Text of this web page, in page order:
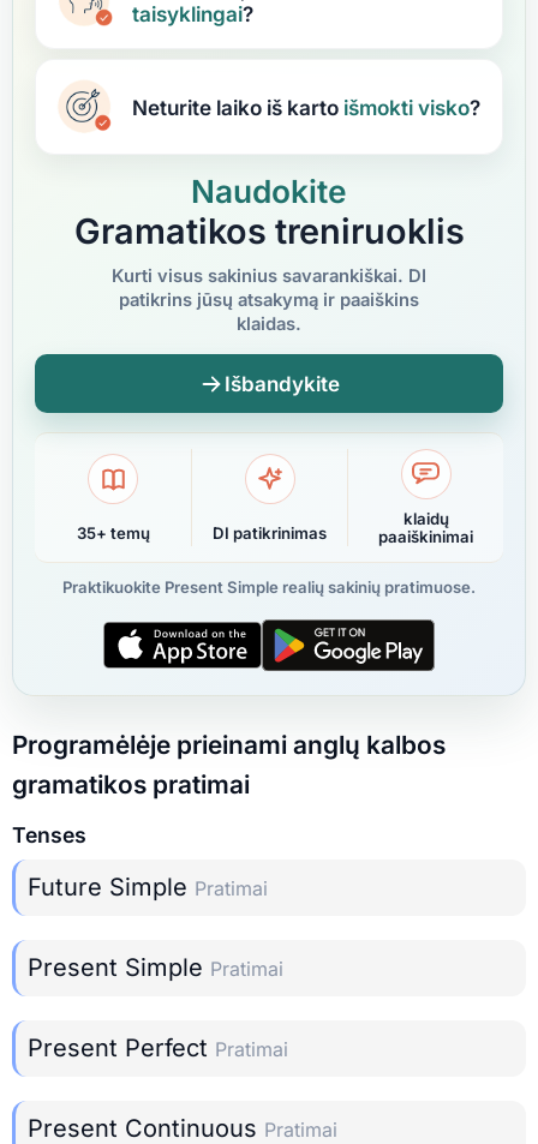
taisyklingai?
Neturite laiko iš karto išmoktivisko?
Naudokite
Gramatikos treniruoklis
Kurti visus sakinius savarankiškai. DI
patikrins jūsų atsakymą ir paaiškins
klaidas.
Išbandykite
35+ temų DI patikrinimas
klaidų
paaiškinimai
Praktikuokite Present Simple realių sakinių pratimuose.
Programėlėje prieinami anglų kalbos
gramatikos pratimai
Tenses
Future Simple Pratimai
Present Simple Pratimai
Present Perfect Pratimai
Present Continuous Pratimai